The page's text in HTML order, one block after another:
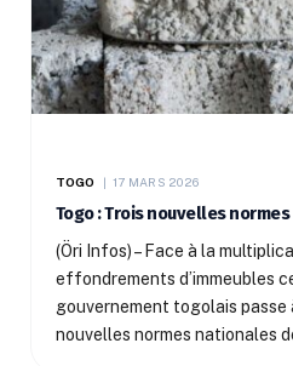
TOGO 17 MARS 2026
Togo : Trois nouvelles
(Öri Infos) – Face à la
effondrements d’immeubles
gouvernement togolais passe
nouvelles normes nationales